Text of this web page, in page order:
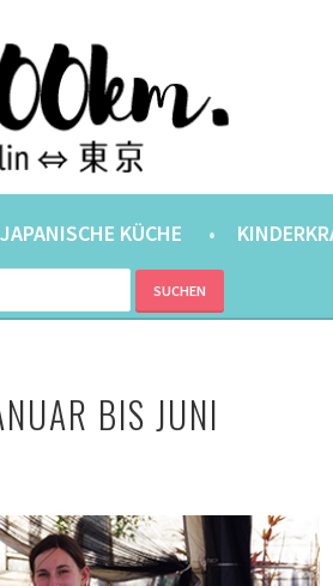
JAPANISCHE KÜCHE
BIS JUNI